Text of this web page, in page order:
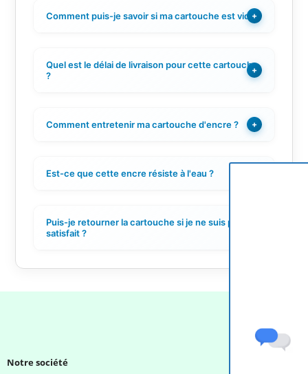
Comment puis-je savoir si ma cartouche est vide ?
+
Quel est le délai de livraison pour cette cartouche
?
+
Comment entretenir ma cartouche d'encre ? +
Est-ce que cette encre résiste à l'eau ?
Puis-je retourner la cartouche si je ne suis pas
satisfait ?
Notre société